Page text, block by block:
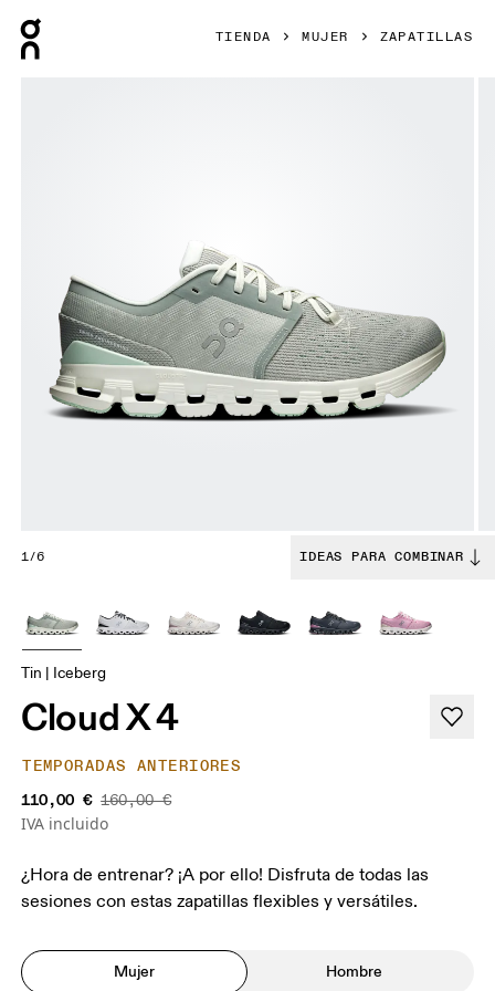
TIENDA MUJER ZAPATILLAS
1/6 IDEAS PARA COMBINAR
Tin | Iceberg
Cloud X 4
TEMPORADAS ANTERIORES
110,00 € 160,00 €
IVA incluido
¿Hora de entrenar? ¡A por ello! Disfruta de todas las
sesiones con estas zapatillas flexibles y versátiles.
Mujer Hombre